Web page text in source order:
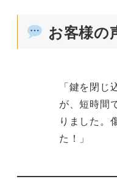
お客様の
「鍵を閉じ
が、短時間
りました。
た！」